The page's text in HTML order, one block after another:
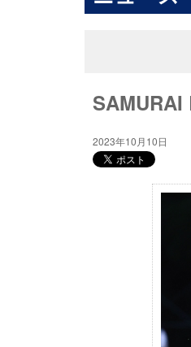
SAMURAI
2023年10月10日